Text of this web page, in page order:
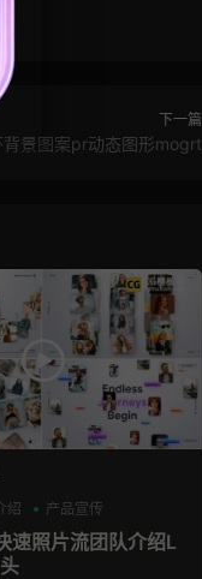
下一篇
景图案pr动态图形mogrt
绍 产品宣传
速照片流团队介绍L